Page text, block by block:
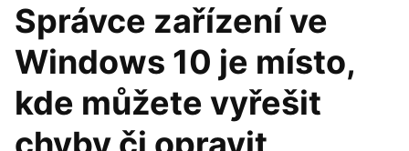
Správce zařízení ve
Windows 10 je místo,
kde můžete vyřešit